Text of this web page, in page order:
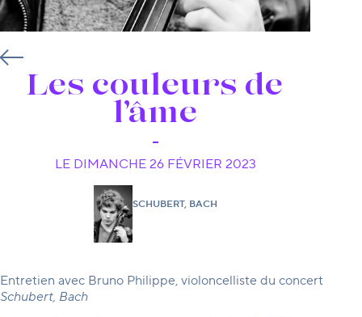
Les couleurs de
l’âme
LE DIMANCHE 26 FÉVRIER 2023
SCHUBERT, BACH
Entretien avec Bruno Philippe, violoncelliste du concert
Schubert, Bach